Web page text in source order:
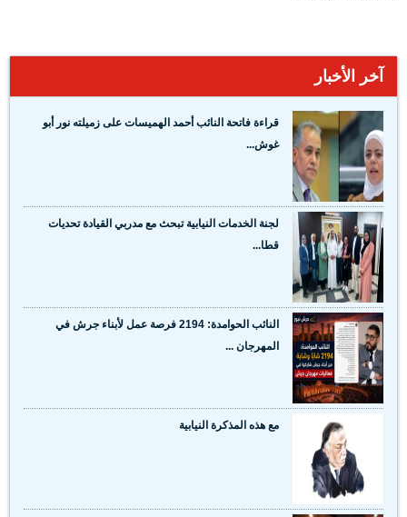
آخر الأخبار
قراءة فاتحة النائب أحمد الهميسات على زميلته نور أبو
غوش...
لجنة الخدمات النيابية تبحث مع مدربي القيادة تحديات
قطا...
النائب الحوامدة: 2194 فرصة عمل لأبناء جرش في
المهرجان ...
مع هذه المذكرة النيابية